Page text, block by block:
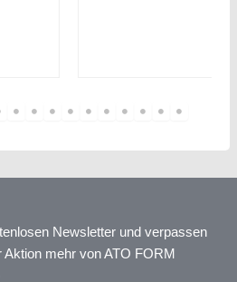
Newsletter und verpassen
mehr von ATO FORM